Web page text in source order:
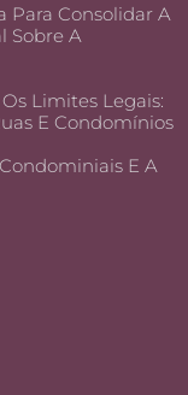
Para Consolidar A
Sobre A
Limites Legais:
E Condomínios
E A